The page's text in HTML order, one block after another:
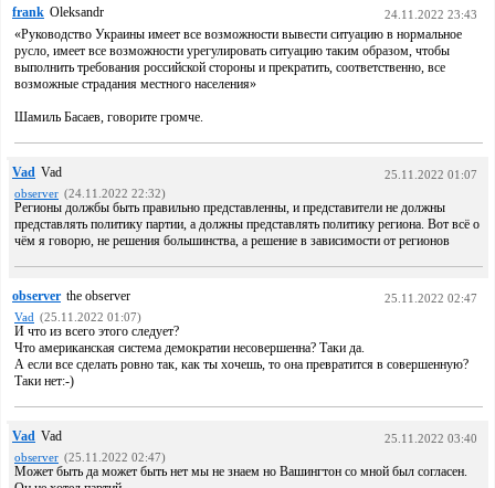
frank Oleksandr 24.11.2022 23:43
«Руководство Украины имеет все возможности вывести ситуацию в нормальное
русло, имеет все возможности урегулировать ситуацию таким образом, чтобы
выполнить требования российской стороны и прекратить, соответственно, все
возможные страдания местного населения»
Шамиль Басаев, говорите громче.
Vad Vad
25.11.2022 01:07
observer (24.11.2022 22:32)
Регионы должбы быть правильно представленны, и представители не должны
представлять политику партии, а должны представлять политику региона. Вот всё о
чём я говорю, не решения большинства, а решение в зависимости от регионов
observer the observer
25.11.2022 02:47
Vad (25.11.2022 01:07)
И что из всего этого следует?
Что американская система демократии несовершенна? Таки да.
А если все сделать ровно так, как ты хочешь, то она превратится в совершенную?
Таки нет:-)
Vad Vad
25.11.2022 03:40
observer (25.11.2022 02:47)
Может быть да может быть нет мы не знаем но Вашингтон со мной был согласен.